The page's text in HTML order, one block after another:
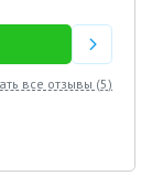
все отзывы (5)